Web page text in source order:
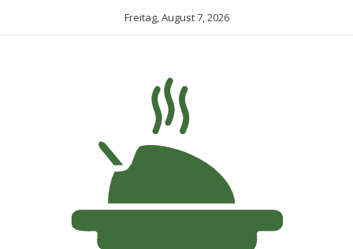
Freitag, August 7, 2026